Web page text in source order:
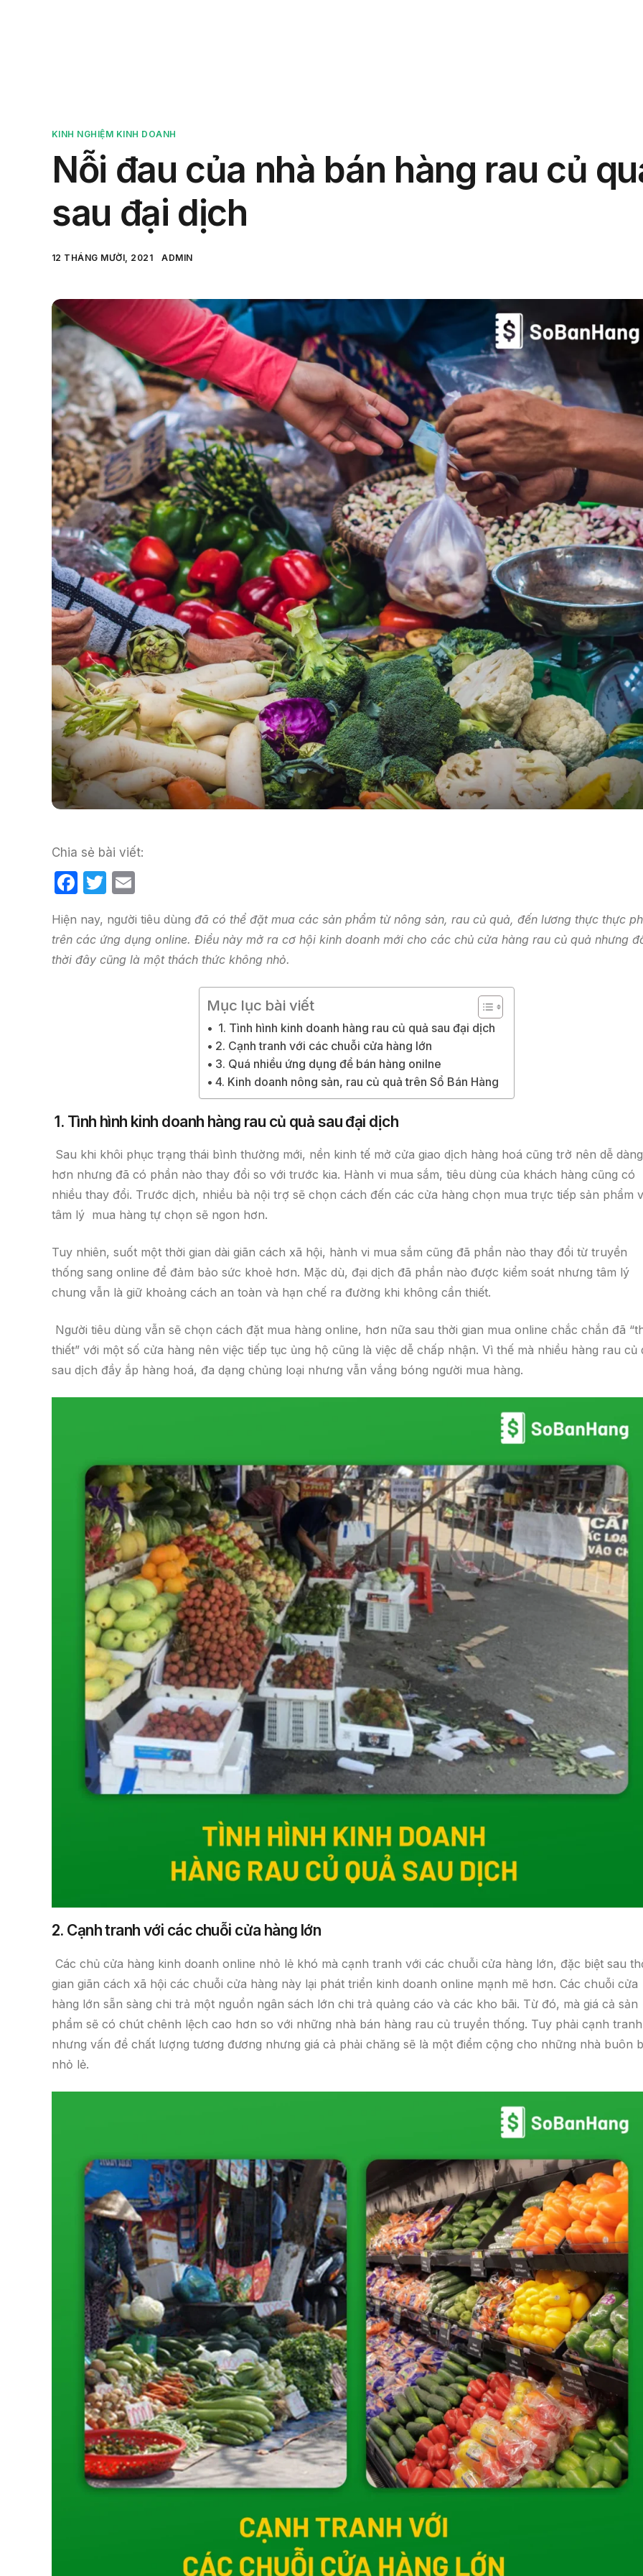
KINH NGHIỆM KINH DOANH
Nỗi đau của nhà bán hàng rau củ
sau đại dịch
12 THÁNG MƯỜI, 2021 ADMIN
Chia sẻ bài viết:
F
c
e
b
T
itt
er
ail
​​Hiện nay, người tiêu dùng đã có thể đặt mua các sản phẩm từ nông sản, rau củ quả, đến lương thực thực
trên các ứng dụng online. Điều này mở ra cơ hội kinh doanh mới cho các chủ cửa hàng rau củ quả nhưng
thời đây cũng là một thách thức không nhỏ.
Mục lục bài viết
1. Tình hình kinh doanh hàng rau củ quả sau đại dịch
2. Cạnh tranh với các chuỗi cửa hàng lớn
3. Quá nhiều ứng dụng để bán hàng onilne
4. Kinh doanh nông sản, rau củ quả trên Sổ Bán Hàng
1. Tình hình kinh doanh hàng rau củ quả sau đại dịch
Sau khi khôi phục trạng thái bình thường mới, nền kinh tế mở cửa giao dịch hàng hoá cũng trở nên dễ dàng
hơn nhưng đã có phần nào thay đổi so với trước kia. Hành vi mua sắm, tiêu dùng của khách hàng cũng có
nhiều thay đổi. Trước dịch, nhiều bà nội trợ sẽ chọn cách đến các cửa hàng chọn mua trực tiếp sản phẩm
tâm lý mua hàng tự chọn sẽ ngon hơn.
Tuy nhiên, suốt một thời gian dài giãn cách xã hội, hành vi mua sắm cũng đã phần nào thay đổi từ truyền
thống sang online để đảm bảo sức khoẻ hơn. Mặc dù, đại dịch đã phần nào được kiểm soát nhưng tâm lý
chung vẫn là giữ khoảng cách an toàn và hạn chế ra đường khi không cần thiết.
Người tiêu dùng vẫn sẽ chọn cách đặt mua hàng online, hơn nữa sau thời gian mua online chắc chắn đã
thiết” với một số cửa hàng nên việc tiếp tục ủng hộ cũng là việc dễ chấp nhận. Vì thế mà nhiều hàng rau củ
sau dịch đầy ắp hàng hoá, đa dạng chủng loại nhưng vẫn vắng bóng người mua hàng.
2. Cạnh tranh với các chuỗi cửa hàng lớn
Các chủ cửa hàng kinh doanh online nhỏ lẻ khó mà cạnh tranh với các chuỗi cửa hàng lớn, đặc biệt sau
gian giãn cách xã hội các chuỗi cửa hàng này lại phát triển kinh doanh online mạnh mẽ hơn. Các chuỗi cửa
hàng lớn sẵn sàng chi trả một nguồn ngân sách lớn chi trả quảng cáo và các kho bãi. Từ đó, mà giá cả sản
phẩm sẽ có chút chênh lệch cao hơn so với những nhà bán hàng rau củ truyền thống. Tuy phải cạnh tranh
nhưng vấn đề chất lượng tương đương nhưng giá cả phải chăng sẽ là một điểm cộng cho những nhà buôn
nhỏ lẻ.